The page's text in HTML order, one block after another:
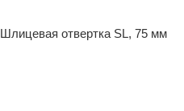
Шлицевая отвертка SL, 75 мм